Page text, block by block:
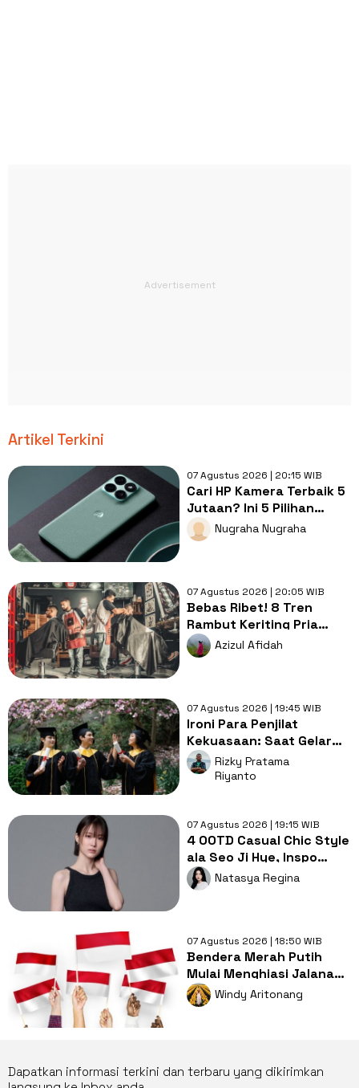
Artikel Terkini
07 Agustus 2026 | 20:15 WIB
Cari HP Kamera Terbaik 5
Jutaan? Ini 5 Pilihan
dengan Foto Paling Tajam
Nugraha Nugraha
07 Agustus 2026 | 20:05 WIB
Bebas Ribet! 8 Tren
Rambut Keriting Pria
untuk Wajah Kotak yang
Gampang Ditata
Azizul Afidah
07 Agustus 2026 | 19:45 WIB
Ironi Para Penjilat
Kekuasaan: Saat Gelar
Akademis Kalah oleh
Mental ABS
Rizky Pratama
Riyanto
07 Agustus 2026 | 19:15 WIB
4 OOTD Casual Chic Style
ala Seo Ji Hye, Inspo
Gaya Ngampus Sampai
Ngantor!
Natasya Regina
07 Agustus 2026 | 18:50 WIB
Bendera Merah Putih
Mulai Menghiasi Jalanan,
Mengapa Tradisi ini
Penting?
Windy Aritonang
Dapatkan informasi terkini dan terbaru yang dikirimkan